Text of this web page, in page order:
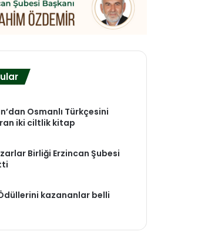
Osmanlı Türkçesini
iki ciltlik kitap
Birliği Erzincan Şubesi
kazananlar belli